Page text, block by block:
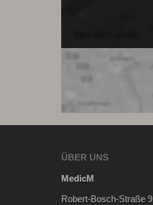
ÜBER UNS
MedicM
Robert-Bosch-Straße 9